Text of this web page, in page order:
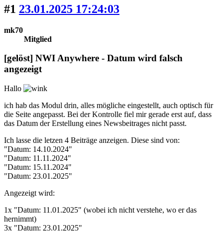
#1 23.01.2025 17:24:03
mk70
Mitglied
[gelöst] NWI Anywhere - Datum wird falsch
angezeigt
Hallo
ich hab das Modul drin, alles mögliche eingestellt, auch optisch für
die Seite angepasst. Bei der Kontrolle fiel mir gerade erst auf, dass
das Datum der Erstellung eines Newsbeitrages nicht passt.
Ich lasse die letzen 4 Beiträge anzeigen. Diese sind von:
"Datum: 14.10.2024"
"Datum: 11.11.2024"
"Datum: 15.11.2024"
"Datum: 23.01.2025"
Angezeigt wird:
1x "Datum: 11.01.2025" (wobei ich nicht verstehe, wo er das
hernimmt)
3x "Datum: 23.01.2025"